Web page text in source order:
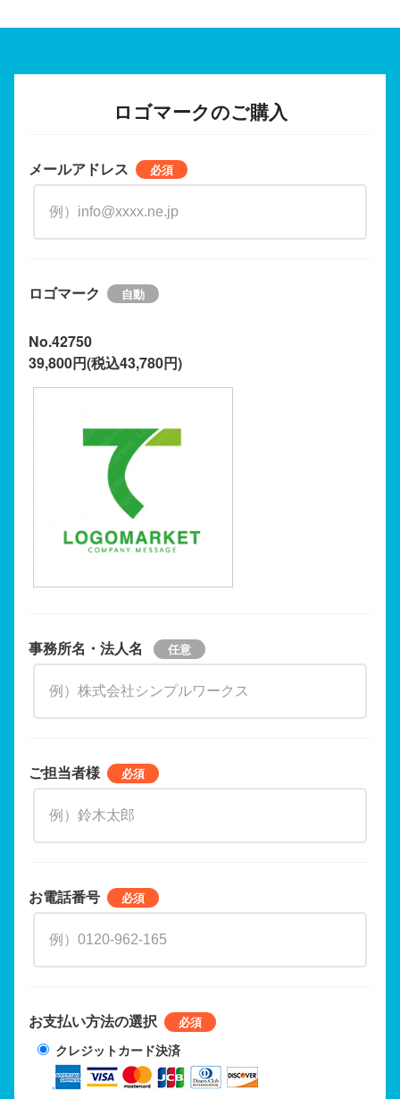
ロゴマークのご購入
メールアドレス
ロゴマーク
No.42750
39,800円(税込43,780円)
事務所名・法人名
ご担当者様
お電話番号
お支払い方法の選択
クレジットカード決済